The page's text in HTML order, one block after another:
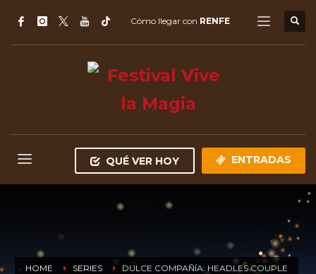
Cómo llegar con RENFE
QUÉ VER HOY ENTRADAS
HOME SERIES DULCE COMPAÑÍA: HEADLES COUPLE